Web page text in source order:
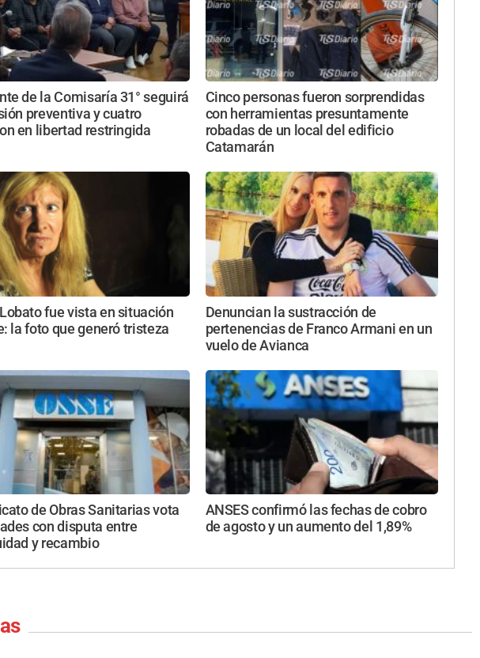
de la Comisaría 31° seguirá
preventiva y cuatro
en libertad restringida
Cinco personas fueron sorprendidas
con herramientas presuntamente
robadas de un local del edificio
Catamarán
fue vista en situación
la foto que generó tristeza
Denuncian la sustracción de
pertenencias de Franco Armani en un
vuelo de Avianca
de Obras Sanitarias vota
con disputa entre
y recambio
ANSES confirmó las fechas de cobro
de agosto y un aumento del 1,89%